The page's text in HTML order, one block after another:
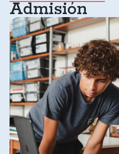
Admisión